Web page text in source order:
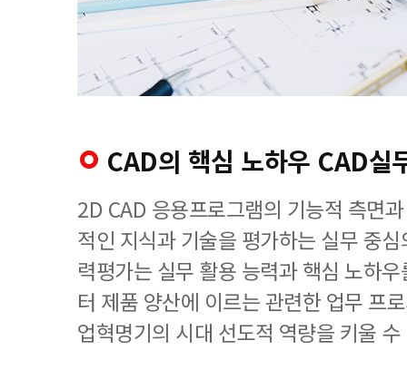
CAD의 핵심 노하우 CAD실
2D CAD 응용프로그램의 기능적 측면
적인 지식과 기술을 평가하는 실무 중
력평가는 실무 활용 능력과 핵심 노하
터 제품 양산에 이르는 관련한 업무 프
업혁명기의 시대 선도적 역량을 키울